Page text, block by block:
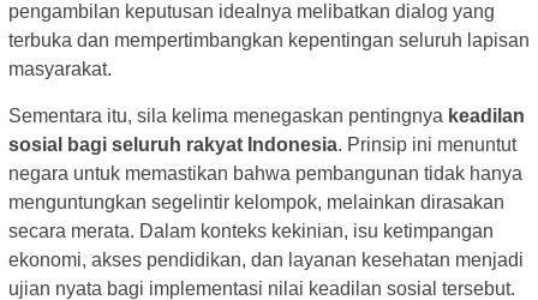
pengambilan keputusan idealnya melibatkan dialog yang
terbuka dan mempertimbangkan kepentingan seluruh lapisan
masyarakat.
Sementara itu, sila kelima menegaskan pentingnya keadilan
sosial bagi seluruh rakyat Indonesia. Prinsip ini menuntut
negara untuk memastikan bahwa pembangunan tidak hanya
menguntungkan segelintir kelompok, melainkan dirasakan
secara merata. Dalam konteks kekinian, isu ketimpangan
ekonomi, akses pendidikan, dan layanan kesehatan menjadi
ujian nyata bagi implementasi nilai keadilan sosial tersebut.